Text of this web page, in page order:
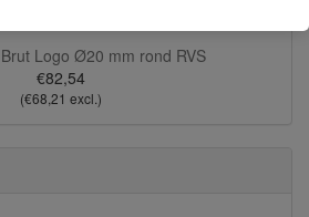
Logo Ø20 mm rond RVS
€82,54
(€68,21 excl.)